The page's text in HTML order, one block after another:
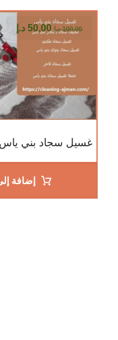
غسيل سجاد بني ياس :
100,00 د.إ 50,00 د.إ
إضافة